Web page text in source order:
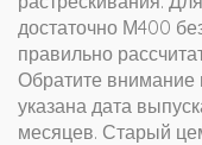
достаточно М400
правильно
Обратите внимание
указана дата
месяцев. Старый